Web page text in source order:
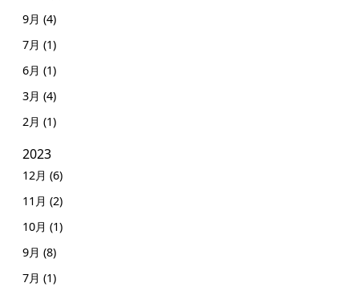
9月 (4)
7月 (1)
6月 (1)
3月 (4)
2月 (1)
2023
12月 (6)
11月 (2)
10月 (1)
9月 (8)
7月 (1)